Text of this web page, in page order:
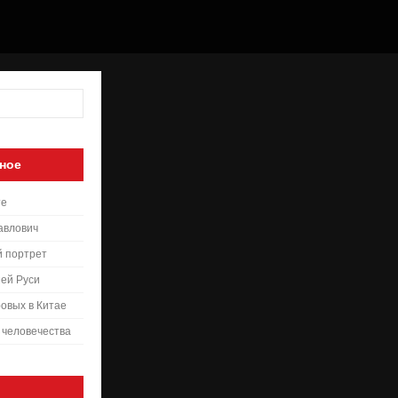
портрет
Руси
в Китае